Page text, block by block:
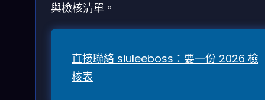
與檢核清單。
直接聯絡 siuleeboss：要一份 2026 檢
核表